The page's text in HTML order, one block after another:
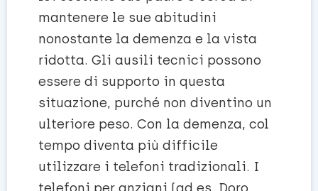
mantenere le sue abitudini
nonostante la demenza e la vista
ridotta. Gli ausili tecnici possono
essere di supporto in questa
situazione, purché non diventino un
ulteriore peso. Con la demenza, col
tempo diventa più difficile
utilizzare i telefoni tradizionali. I